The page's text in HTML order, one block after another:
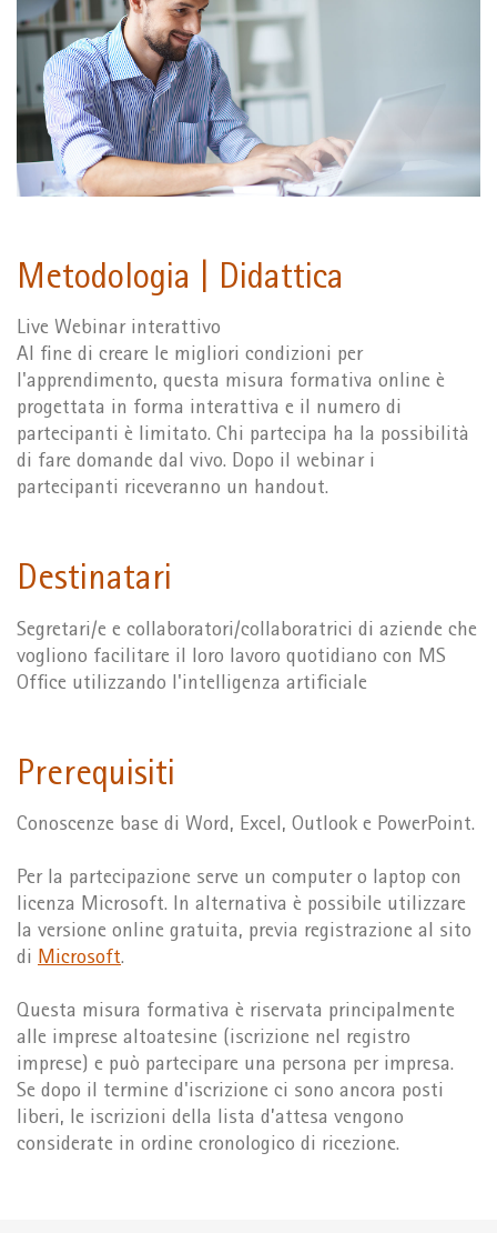
Metodologia | Didattica
Live Webinar interattivo
Al fine di creare le migliori condizioni per
l'apprendimento, questa misura formativa online è
progettata in forma interattiva e il numero di
partecipanti è limitato. Chi partecipa ha la possibilità
di fare domande dal vivo. Dopo il webinar i
partecipanti riceveranno un handout.
Destinatari
Segretari/e e collaboratori/collaboratrici di aziende che
vogliono facilitare il loro lavoro quotidiano con MS
Office utilizzando l'intelligenza artificiale
Prerequisiti
Conoscenze base di Word, Excel, Outlook e PowerPoint.
Per la partecipazione serve un computer o laptop con
licenza Microsoft. In alternativa è possibile utilizzare
la versione online gratuita, previa registrazione al sito
di Microsoft.
Questa misura formativa è riservata principalmente
alle imprese altoatesine (iscrizione nel registro
imprese) e può partecipare una persona per impresa.
Se dopo il termine d'iscrizione ci sono ancora posti
liberi, le iscrizioni della lista d’attesa vengono
considerate in ordine cronologico di ricezione.